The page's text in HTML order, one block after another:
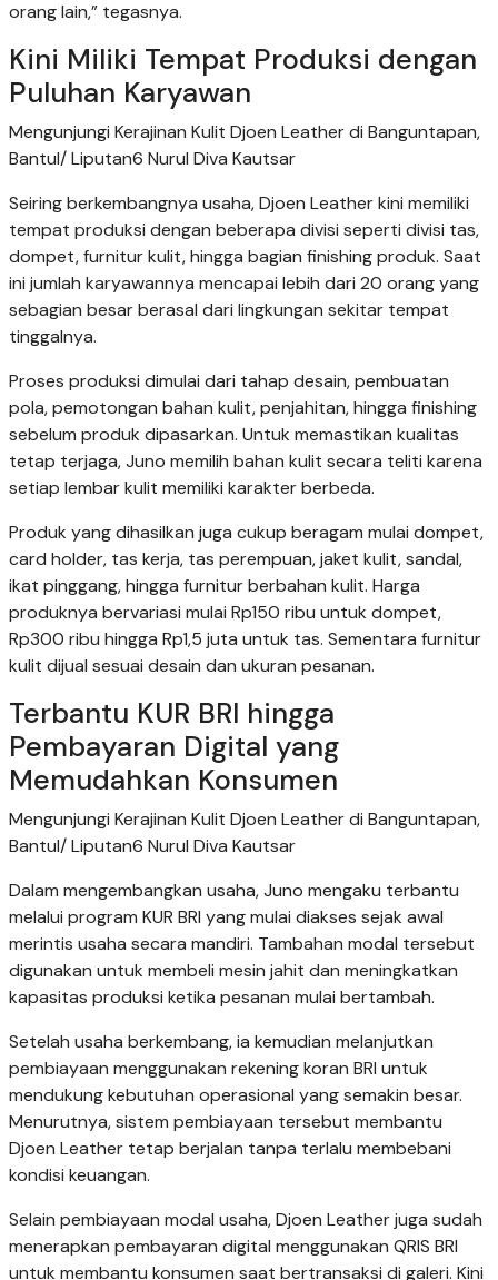
orang lain,” tegasnya.
Kini Miliki Tempat Produksi dengan
Puluhan Karyawan
Mengunjungi Kerajinan Kulit Djoen Leather di Banguntapan,
Bantul/ Liputan6 Nurul Diva Kautsar
Seiring berkembangnya usaha, Djoen Leather kini memiliki
tempat produksi dengan beberapa divisi seperti divisi tas,
dompet, furnitur kulit, hingga bagian finishing produk. Saat
ini jumlah karyawannya mencapai lebih dari 20 orang yang
sebagian besar berasal dari lingkungan sekitar tempat
tinggalnya.
Proses produksi dimulai dari tahap desain, pembuatan
pola, pemotongan bahan kulit, penjahitan, hingga finishing
sebelum produk dipasarkan. Untuk memastikan kualitas
tetap terjaga, Juno memilih bahan kulit secara teliti karena
setiap lembar kulit memiliki karakter berbeda.
Produk yang dihasilkan juga cukup beragam mulai dompet,
card holder, tas kerja, tas perempuan, jaket kulit, sandal,
ikat pinggang, hingga furnitur berbahan kulit. Harga
produknya bervariasi mulai Rp150 ribu untuk dompet,
Rp300 ribu hingga Rp1,5 juta untuk tas. Sementara furnitur
kulit dijual sesuai desain dan ukuran pesanan.
Terbantu KUR BRI hingga
Pembayaran Digital yang
Memudahkan Konsumen
Mengunjungi Kerajinan Kulit Djoen Leather di Banguntapan,
Bantul/ Liputan6 Nurul Diva Kautsar
Dalam mengembangkan usaha, Juno mengaku terbantu
melalui program KUR BRI yang mulai diakses sejak awal
merintis usaha secara mandiri. Tambahan modal tersebut
digunakan untuk membeli mesin jahit dan meningkatkan
kapasitas produksi ketika pesanan mulai bertambah.
Setelah usaha berkembang, ia kemudian melanjutkan
pembiayaan menggunakan rekening koran BRI untuk
mendukung kebutuhan operasional yang semakin besar.
Menurutnya, sistem pembiayaan tersebut membantu
Djoen Leather tetap berjalan tanpa terlalu membebani
kondisi keuangan.
Selain pembiayaan modal usaha, Djoen Leather juga sudah
menerapkan pembayaran digital menggunakan QRIS BRI
untuk membantu konsumen saat bertransaksi di galeri. Kini